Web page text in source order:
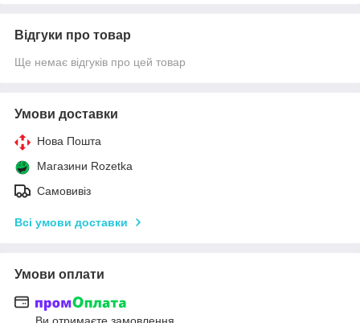
Відгуки про товар
Ще немає відгуків про цей товар
Умови доставки
Нова Пошта
Магазини Rozetka
Самовивіз
Всі умови доставки
Умови оплати